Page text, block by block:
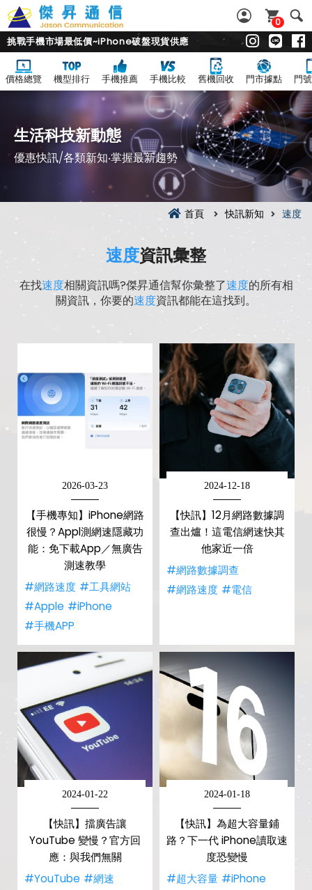
0
挑戰手機市場最低價~iPhone破盤現貨供應
價格總覽 機型排行 手機推薦 手機比較 舊機回收 門市據點 門
生活科技新動態
優惠快訊/各類新知‧掌握最新趨勢
首頁 快訊新知 速度
速度資訊彙整
在找速度相關資訊嗎?傑昇通信幫你彙整了速度的所有相
關資訊，你要的速度資訊都能在這找到。
2026-03-23
【手機專知】iPhone網路
很慢？Appl測網速隱藏功
能：免下載App／無廣告
測速教學
#網路速度 #工具網站
#Apple #iPhone
#手機APP
2024-12-18
【快訊】12月網路數據調
查出爐！這電信網速快其
他家近一倍
#網路數據調查
#網路速度 #電信
2024-01-22
【快訊】擋廣告讓
YouTube 變慢？官方回
應：與我們無關
#YouTube #網速
2024-01-18
【快訊】為超大容量鋪
路？下一代 iPhone讀取速
度恐變慢
#超大容量 #iPhone